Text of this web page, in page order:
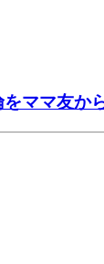
ママ友か